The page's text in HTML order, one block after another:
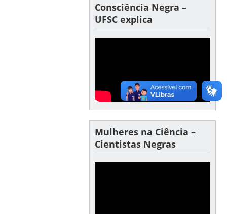
Consciência Negra –
UFSC explica
Mulheres na Ciência –
Cientistas Negras